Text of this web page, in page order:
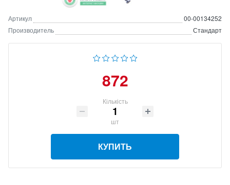
Артикул
00-00134252
Производитель
Стандарт
872
Кількість
шт
КУПИТЬ